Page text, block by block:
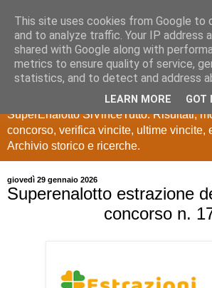
Estrazioni Lotto
SuperEnalotto
Ultime estrazioni di Lotto, SuperEnalotto,
SuperEnalotto SiVinceTutto. Risultati,
concorso, verifica vincite, ultime vincite,
Archivio storico e ricerche.
giovedì 29 gennaio 2026
Superenalotto estrazione
concorso n.
This site uses cookies from Google to
and to analyze traffic. Your IP address
shared with Google along with
metrics to ensure quality of service,
statistics, and to detect and address
LEARN MORE GOT